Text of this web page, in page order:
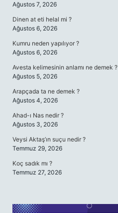
Ağustos 7, 2026
Dinen at eti helal mi ?
Ağustos 6, 2026
Kumru neden yapılıyor ?
Ağustos 6, 2026
Avesta kelimesinin anlamı ne demek ?
Ağustos 5, 2026
Arapçada ta ne demek ?
Ağustos 4, 2026
Ahad-ı Nas nedir ?
Ağustos 3, 2026
Veysi Aktaş’ın suçu nedir ?
Temmuz 29, 2026
Koç sadık mı ?
Temmuz 27, 2026